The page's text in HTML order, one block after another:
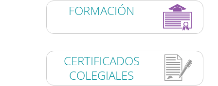
FORMACIÓN
CERTIFICADOS
COLEGIALES